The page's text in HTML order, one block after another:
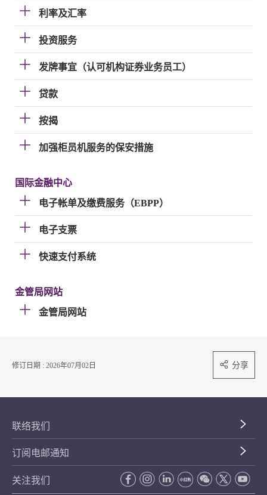
利率及汇率
投资服务
发牌事宜（认可机构证券业务员工）
贷款
按揭
加强柜员机服务的保安措施
国际金融中心
电子帐单及缴费服务（EBPP）
电子支票
快速支付系统
金管局网站
金管局网站
修订日期 : 2026年07月02日 分享
联络我们
订阅电邮通知
关注我们